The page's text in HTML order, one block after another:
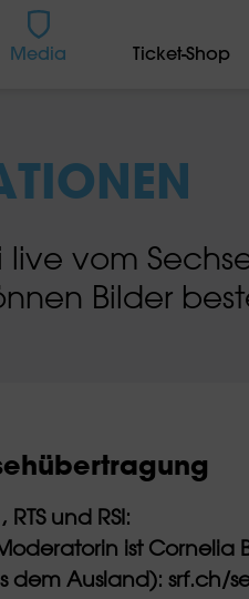
Media Ticket-Shop
live vom
Bilder
und RSI:
ist Cornelia
dem Ausland): srf.ch/